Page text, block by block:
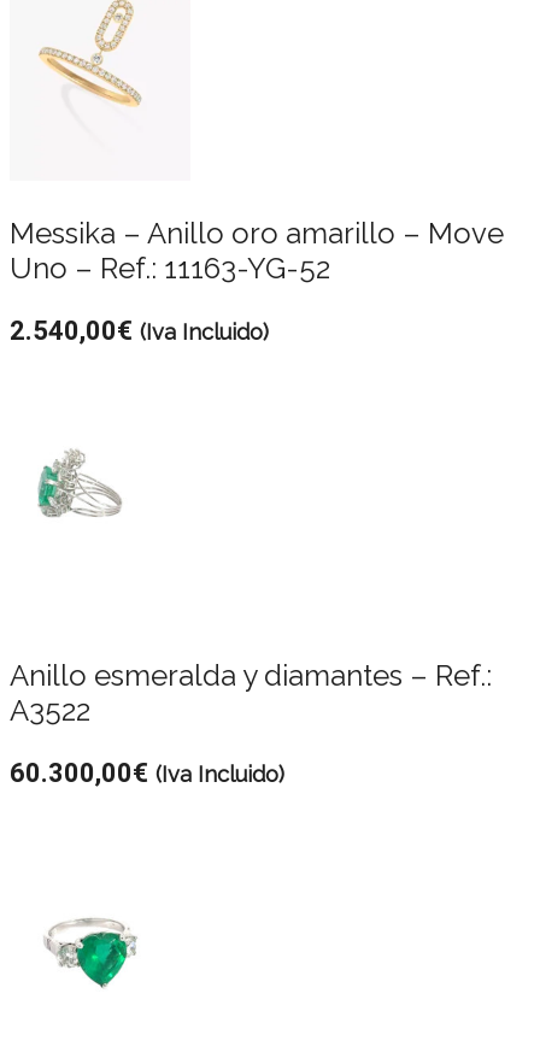
Messika – Anillo oro amarillo – Move
Uno – Ref.: 11163-YG-52
2.540,00€ (Iva Incluido)
Anillo esmeralda y diamantes – Ref.:
A3522
60.300,00€ (Iva Incluido)